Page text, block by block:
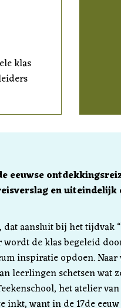
klas
eeuwse
en
dat aansluit bij het tijdvak
de klas begeleid
inspiratie opdoen.
leerlingen schetsen wat
het atelier
inkt, want in de 17de